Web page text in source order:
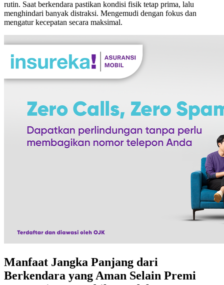
rutin. Saat berkendara pastikan kondisi fisik tetap prima, lalu
menghindari banyak distraksi. Mengemudi dengan fokus dan
mengatur kecepatan secara maksimal.
Manfaat Jangka Panjang dari
Berkendara yang Aman Selain Premi